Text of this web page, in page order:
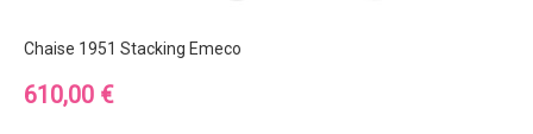
Chaise 1951 Stacking Emeco
Prix
610,00 €